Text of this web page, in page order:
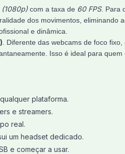
(1080p)com a taxa de 60 FPS. Para
dos movimentos, eliminando
e dinâmica.
. Diferente das webcams de foco
Isso é ideal para
plataforma.
e streamers.
real.
um headset dedicado.
e começar a usar.